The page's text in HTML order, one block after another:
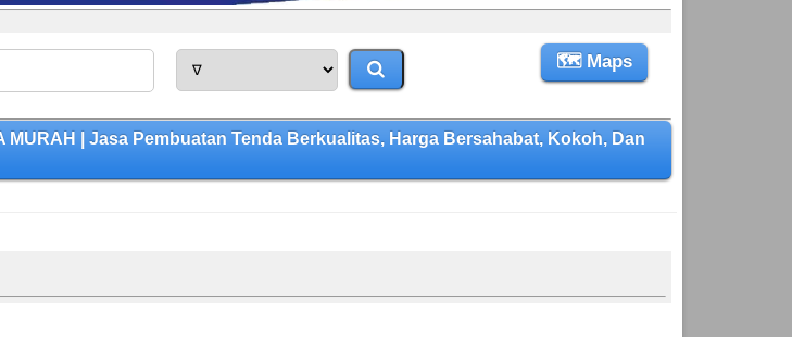
🗺 Maps
| Jasa Pembuatan Tenda Berkualitas, Harga Bersahabat, Kokoh, Dan